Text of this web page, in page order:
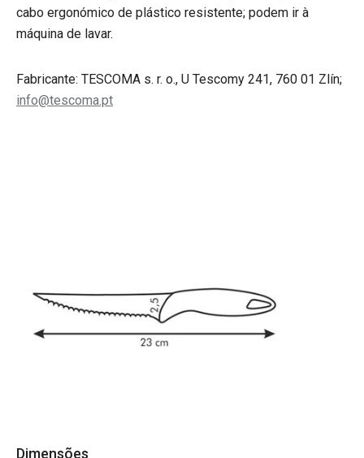
cabo ergonómico de plástico resistente; podem ir à
máquina de lavar.
Fabricante: TESCOMA s. r. o., U Tescomy 241, 760 01 Zlín;
info@tescoma.pt
Dimensões